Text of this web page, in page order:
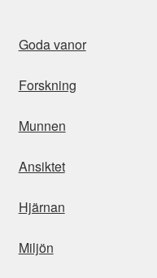
Goda vanor
Forskning
Munnen
Ansiktet
Hjärnan
Miljön